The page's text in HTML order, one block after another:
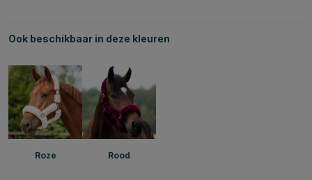
Ook beschikbaar in deze kleuren
Roze Rood